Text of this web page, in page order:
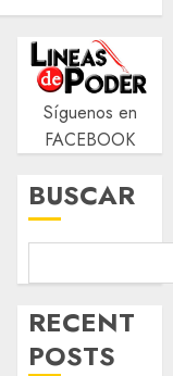
Síguenos en
FACEBOOK
BUSCAR
RECENT
POSTS